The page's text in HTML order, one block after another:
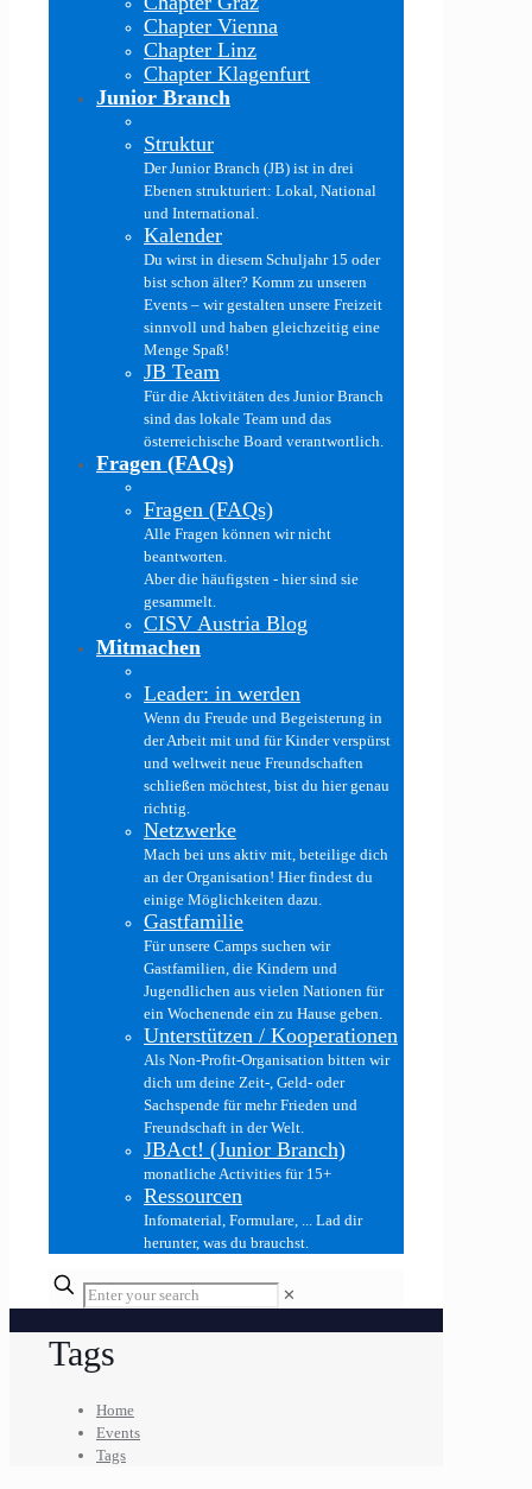
Chapter Vienna
Chapter Linz
Chapter Klagenfurt
Junior Branch
Struktur
Der Junior Branch (JB) ist in drei
Ebenen strukturiert: Lokal, National
und International.
Kalender
Du wirst in diesem Schuljahr 15 oder
bist schon älter? Komm zu unseren
Events – wir gestalten unsere Freizeit
sinnvoll und haben gleichzeitig eine
Menge Spaß!
JB Team
Für die Aktivitäten des Junior Branch
sind das lokale Team und das
österreichische Board verantwortlich.
Fragen (FAQs)
Fragen (FAQs)
Alle Fragen können wir nicht
beantworten.
Aber die häufigsten - hier sind sie
gesammelt.
CISV Austria Blog
Mitmachen
Leader: in werden
Wenn du Freude und Begeisterung in
der Arbeit mit und für Kinder verspürst
und weltweit neue Freundschaften
schließen möchtest, bist du hier genau
richtig.
Netzwerke
Mach bei uns aktiv mit, beteilige dich
an der Organisation! Hier findest du
einige Möglichkeiten dazu.
Gastfamilie
Für unsere Camps suchen wir
Gastfamilien, die Kindern und
Jugendlichen aus vielen Nationen für
ein Wochenende ein zu Hause geben.
Unterstützen / Kooperationen
Als Non-Profit-Organisation bitten wir
dich um deine Zeit-, Geld- oder
Sachspende für mehr Frieden und
Freundschaft in der Welt.
JBAct! (Junior Branch)
monatliche Activities für 15+
Ressourcen
Infomaterial, Formulare, ... Lad dir
herunter, was du brauchst.
✕
Tags
Home
Events
Tags